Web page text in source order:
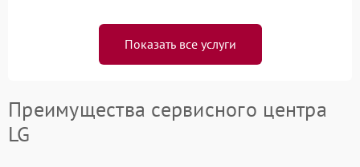
Показать все услуги
Преимущества сервисного центра
LG